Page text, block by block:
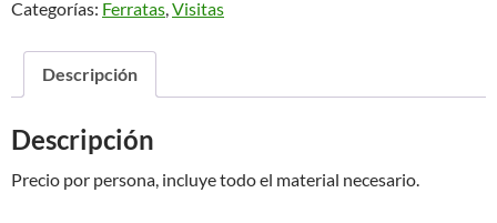
Callejomadero
Categorías: Ferratas,Visitas
Descripción
Descripción
Precio por persona, incluye todo el material necesario.